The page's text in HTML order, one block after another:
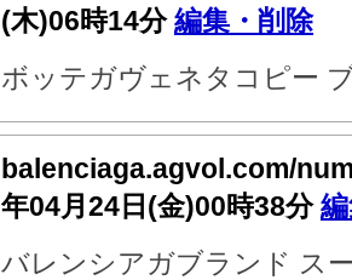
(木)06時14分編集・削除
ボッテガヴェネタコピー
balenciaga.agvol.com/
年04月24日(金)00時38分
バレンシアガブランド ス